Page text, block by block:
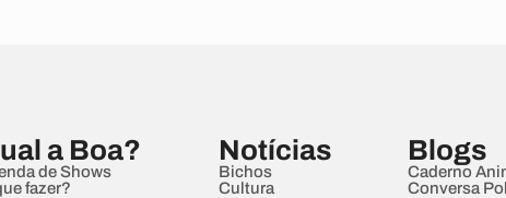
a Boa?
de Shows
fazer?
Notícias
Bichos
Cultura
Blogs
Caderno
Conversa